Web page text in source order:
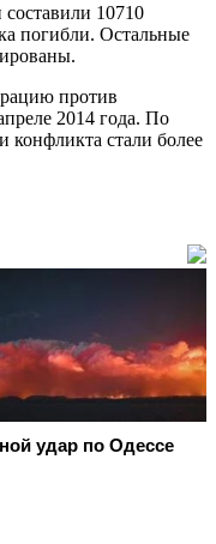
10710
погибли. Остальные
против
2014 года. По
стали более
удар по Одессe